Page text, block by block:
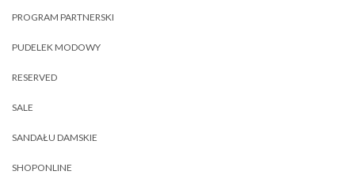
PROGRAM PARTNERSKI
PUDELEK MODOWY
RESERVED
SALE
SANDAŁU DAMSKIE
SHOPONLINE